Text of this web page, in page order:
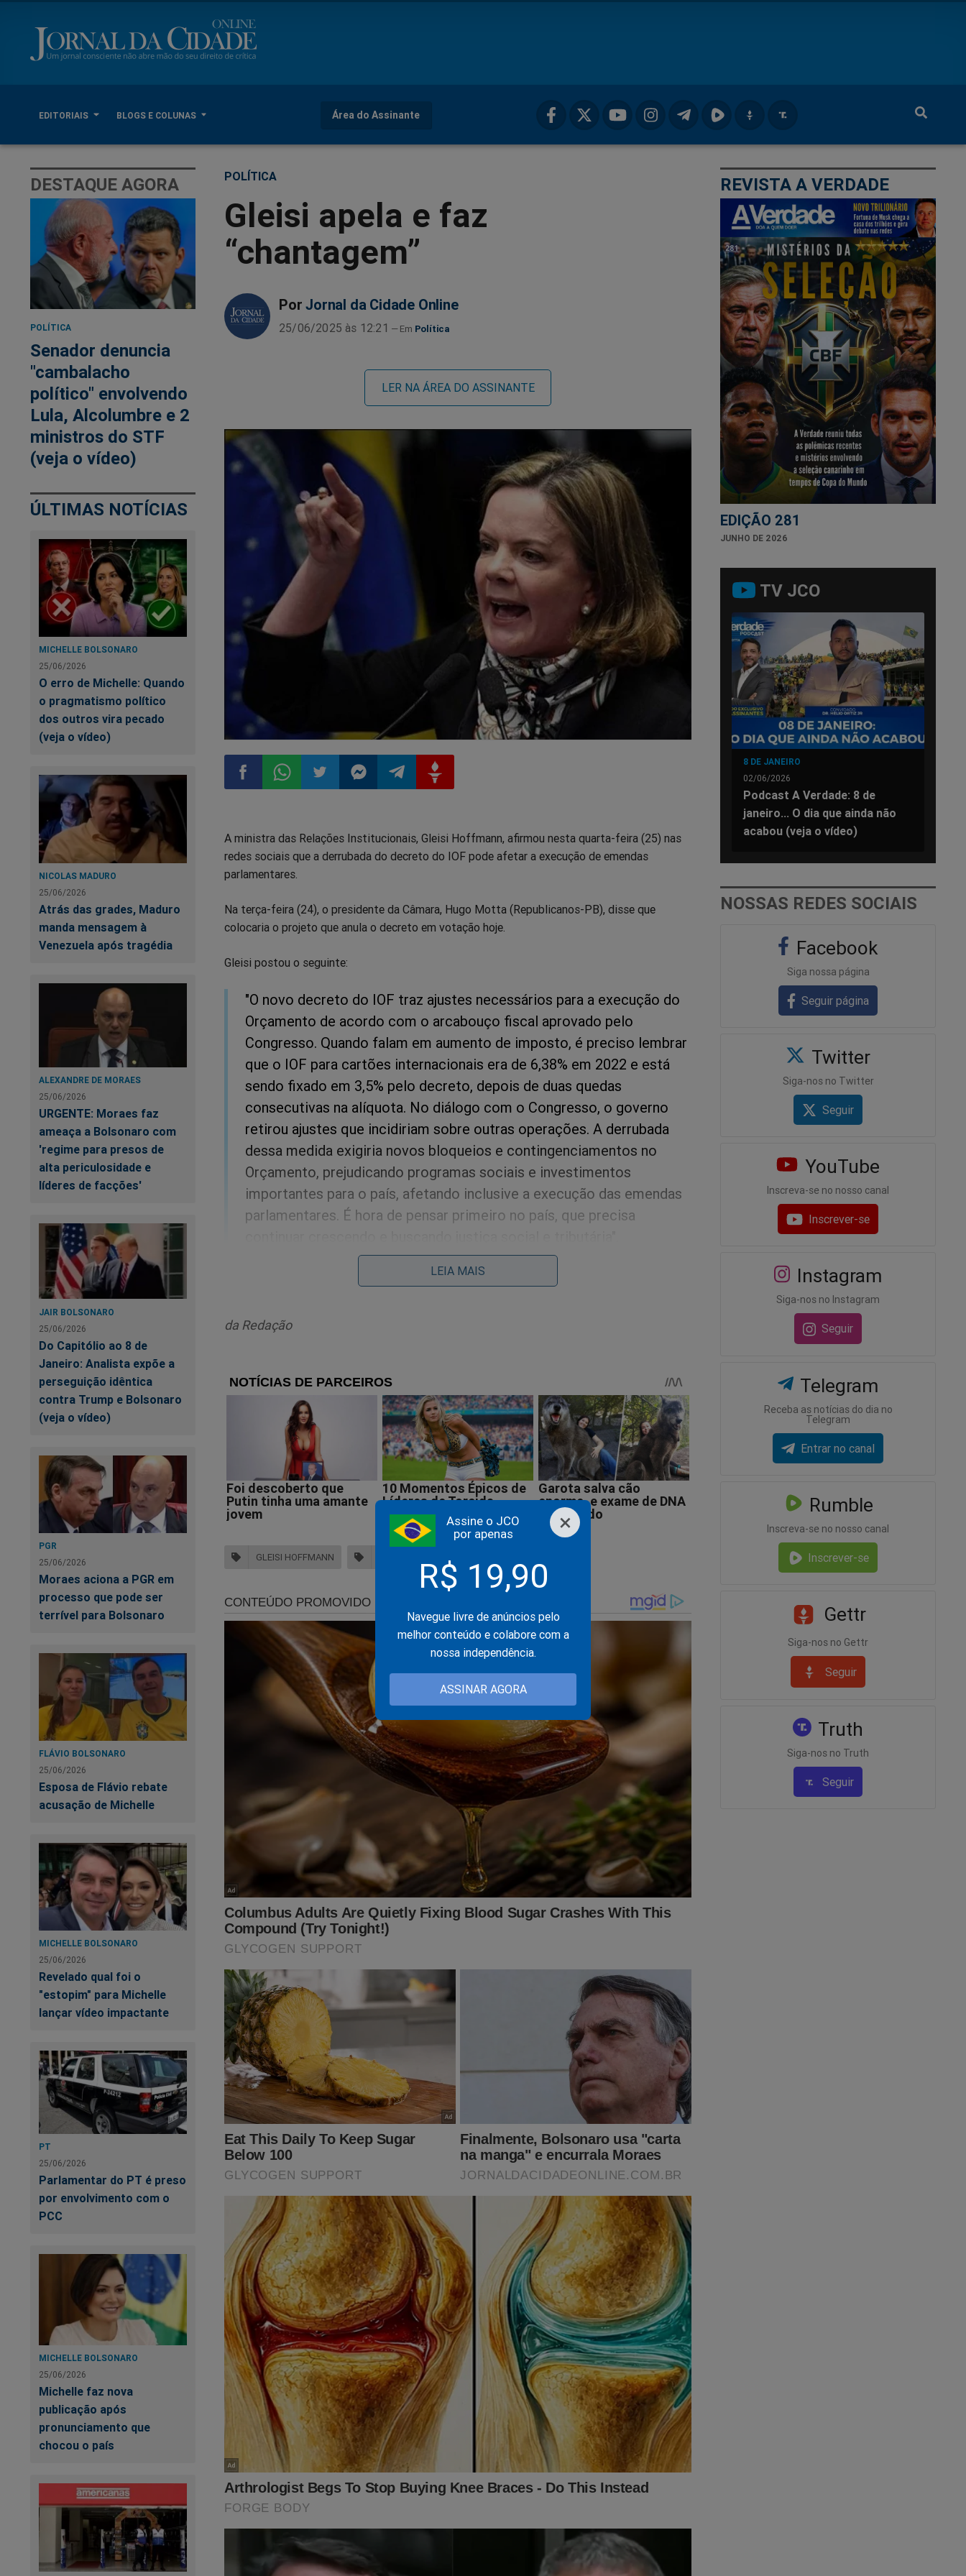
EDITORIAIS BLOGS E COLUNAS Área do Assinante
×
Assine o JCO
por apenas
R$ 19,90
Navegue livre de anúncios pelo
melhor conteúdo e colabore com a
nossa independência.
ASSINAR AGORA
DESTAQUE AGORA
POLÍTICA
Senador denuncia
"cambalacho
político" envolvendo
Lula, Alcolumbre e 2
ministros do STF
(veja o vídeo)
ÚLTIMAS NOTÍCIAS
MICHELLE BOLSONARO
25/06/2026
O erro de Michelle: Quando
o pragmatismo político
dos outros vira pecado
(veja o vídeo)
NICOLAS MADURO
25/06/2026
Atrás das grades, Maduro
manda mensagem à
Venezuela após tragédia
ALEXANDRE DE MORAES
25/06/2026
URGENTE: Moraes faz
ameaça a Bolsonaro com
'regime para presos de
alta periculosidade e
líderes de facções'
JAIR BOLSONARO
25/06/2026
Do Capitólio ao 8 de
Janeiro: Analista expõe a
perseguição idêntica
contra Trump e Bolsonaro
(veja o vídeo)
PGR
25/06/2026
Moraes aciona a PGR em
processo que pode ser
terrível para Bolsonaro
FLÁVIO BOLSONARO
25/06/2026
Esposa de Flávio rebate
acusação de Michelle
MICHELLE BOLSONARO
25/06/2026
Revelado qual foi o
"estopim" para Michelle
lançar vídeo impactante
PT
25/06/2026
Parlamentar do PT é preso
por envolvimento com o
PCC
MICHELLE BOLSONARO
25/06/2026
Michelle faz nova
publicação após
pronunciamento que
chocou o país
POLÍTICA
Gleisi apela e faz
“chantagem”
Por Jornal da Cidade Online
25/06/2025 às 12:21 Política
LER NA ÁREA DO ASSINANTE
no
Facebook
no
Whatsapp
no
no
no
no
A ministra das Relações Institucionais, Gleisi Hoffmann, afirmou nesta quarta-feira (25) nas
redes sociais que a derrubada do decreto do IOF pode afetar a execução de emendas
parlamentares.
Na terça-feira (24), o presidente da Câmara, Hugo Motta (Republicanos-PB), disse que
colocaria o projeto que anula o decreto em votação hoje.
Gleisi postou o seguinte:
"O novo decreto do IOF traz ajustes necessários para a execução do
Orçamento de acordo com o arcabouço fiscal aprovado pelo
Congresso. Quando falam em aumento de imposto, é preciso lembrar
que o IOF para cartões internacionais era de 6,38% em 2022 e está
sendo fixado em 3,5% pelo decreto, depois de duas quedas
consecutivas na alíquota. No diálogo com o Congresso, o governo
retirou ajustes que incidiriam sobre outras operações. A derrubada
dessa medida exigiria novos bloqueios e contingenciamentos no
Orçamento, prejudicando programas sociais e investimentos
importantes para o país, afetando inclusive a execução das emendas
parlamentares. É hora de pensar primeiro no país, que precisa
PT perde o sono com novo documento sobre o passado de Lula
O desespero é geral!
Lula expôs sua verdadeira face, que sempre tentou esconder. Detalhes e revelações do
passado do petista foram expostos no polêmico livro
Brasil - A verdadeira face de Luiz Inácio Lula da Silva".Veja a capa:
Neste livro, são enfatizados alguns pontos da vida do petista Luiz Inácio Lula da Silva que a
esquerda sempre tentou apagar. Sua derrocada é realidade! Aproveite enquanto é tempo e
adquira esse livro no link abaixo:
https://www.conteudoconservador.com.br/products/o-homem-mais-desonesto-do-brasil-a-
verdadeira-face-d...
Vale a pena o investimento!
LEIA MAIS
da Redação
GLEISI HOFFMANN
REVISTA A VERDADE
EDIÇÃO 281
JUNHO DE 2026
TV JCO
8 DE JANEIRO
02/06/2026
Podcast A Verdade: 8 de
janeiro... O dia que ainda não
acabou (veja o vídeo)
NOSSAS REDES SOCIAIS
Facebook
Siga nossa página
Seguir página
Twitter
Siga-nos no Twitter
Seguir
YouTube
Inscreva-se no nosso canal
Inscrever-se
Instagram
Siga-nos no Instagram
Seguir
Telegram
Receba as notícias do dia no
Telegram
Entrar no canal
Rumble
Inscreva-se no nosso canal
Inscrever-se
Gettr
Siga-nos no Gettr
Seguir
Truth
Siga-nos no Truth
Seguir